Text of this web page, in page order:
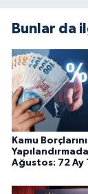
Bunlar da
Kamu Borçlarını
Ağustos: 72 Ay